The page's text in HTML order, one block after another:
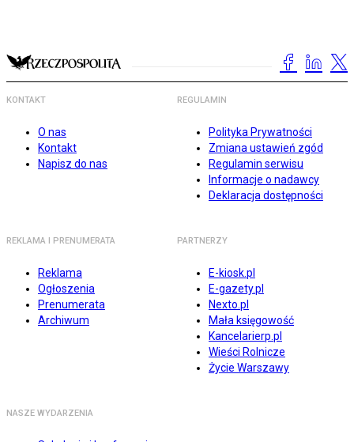
KONTAKT
O nas
Kontakt
Napisz do nas
REGULAMIN
Polityka Prywatności
Zmiana ustawień zgód
Regulamin serwisu
Informacje o nadawcy
Deklaracja dostępności
REKLAMA I PRENUMERATA
Reklama
Ogłoszenia
Prenumerata
Archiwum
PARTNERZY
E-kiosk.pl
E-gazety.pl
Nexto.pl
Mała księgowość
Kancelarierp.pl
Wieści Rolnicze
Życie Warszawy
NASZE WYDARZENIA